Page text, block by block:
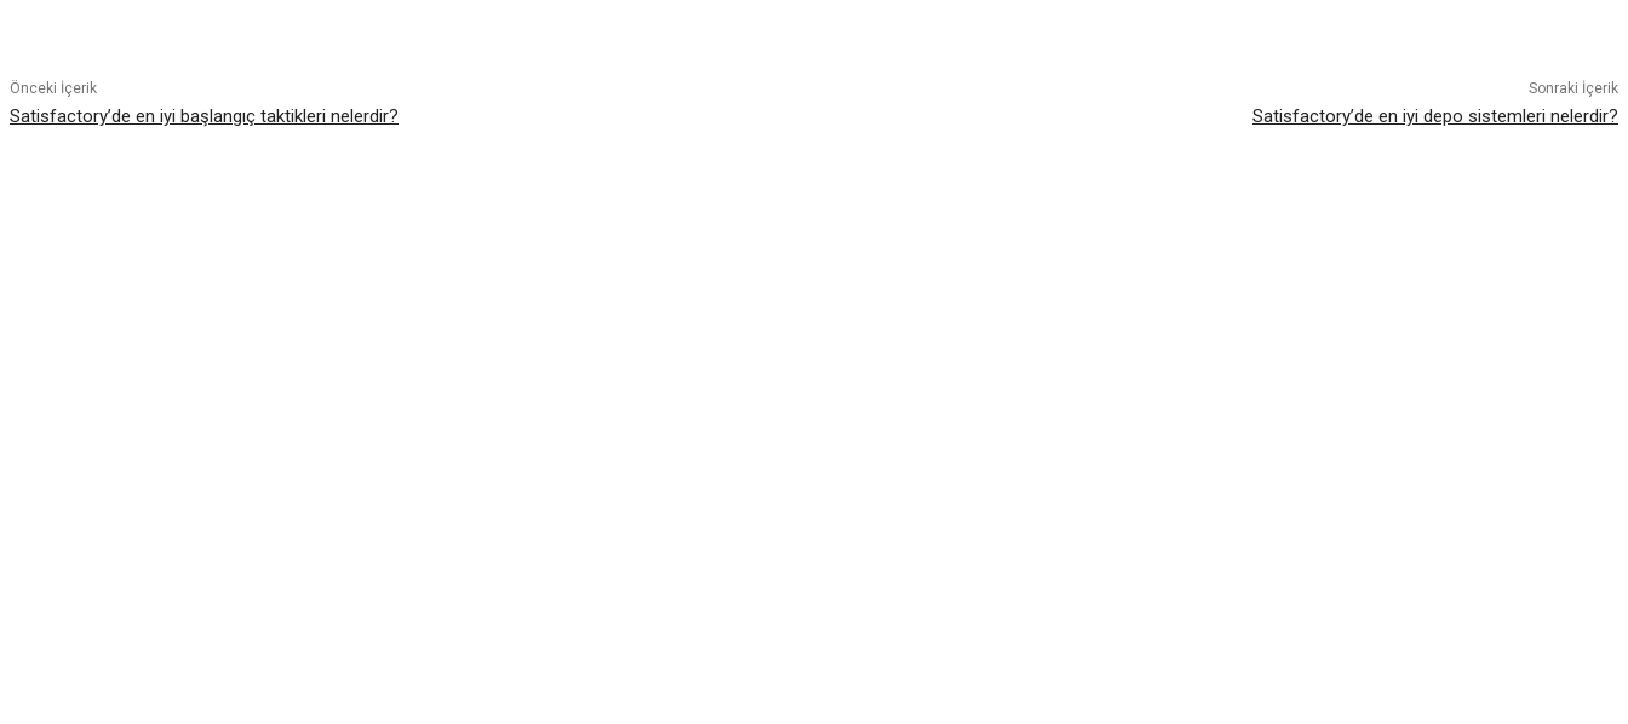
Önceki İçerik
Satisfactory’de en iyi başlangıç taktikleri nelerdir?
Sonraki İçerik
Satisfactory’de en iyi depo sistemleri nelerdir?